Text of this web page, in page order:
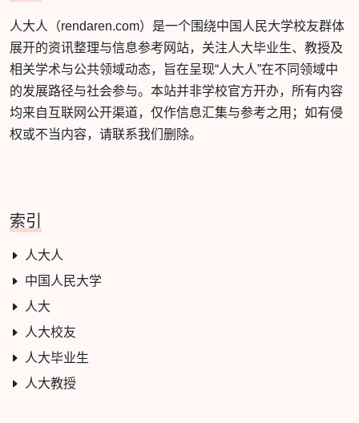
人大人（rendaren.com）是一个围绕中国人民大学校友群体
展开的资讯整理与信息参考网站，关注人大毕业生、教授及
相关学术与公共领域动态，旨在呈现“人大人”在不同领域中
的发展路径与社会参与。本站并非学校官方开办，所有内容
均来自互联网公开渠道，仅作信息汇集与参考之用；如有侵
权或不当内容，请联系我们删除。
索引
人大人
中国人民大学
人大
人大校友
人大毕业生
人大教授